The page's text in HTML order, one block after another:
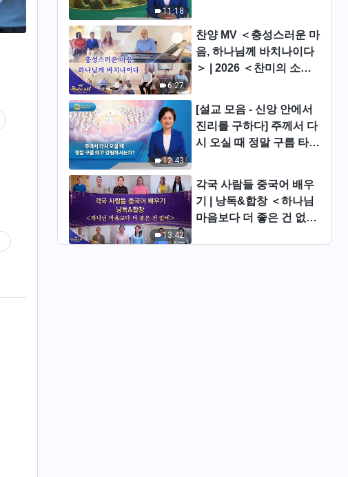
44:38
전능하신 하나님 말씀 낭송 ＜어
떻게 진리를 추구해야 하는가
(16)＞ (제 5 부)
47:31
전능하신 하나님 말씀 낭송 ＜어
떻게 진리를 추구해야 하는가
(17)＞ (제 1 부)
37:05
전능하신 하나님 말씀 낭송 ＜어
떻게 진리를 추구해야 하는가
(17)＞ (제 2 부)
전능하신 하나님 말씀 낭송 ＜어
떻게 진리를 추구해야 하는가
(17)＞ (제 3 부)
11:18
6:27
찬양 MV ＜충성스러운 마
음, 하나님께 바치나이다
＞ | 2026 ＜찬미의 소리
12:43
[설교 모음 - 신앙 안에서
진리를 구하다] 주께서 다
시 오실 때 정말 구름 타고
13:42
각국 사람들 중국어 배우
기 | 낭독&합창 ＜하나님
마음보다 더 좋은 건 없네